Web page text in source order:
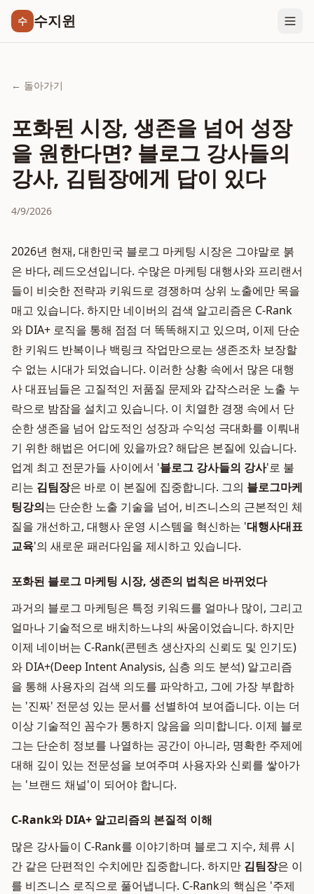
수 수지윈
← 돌아가기
포화된 시장, 생존을 넘어 성장
을 원한다면? 블로그 강사들의
강사, 김팀장에게 답이 있다
4/9/2026
2026년 현재, 대한민국 블로그 마케팅 시장은 그야말로 붉
은 바다, 레드오션입니다. 수많은 마케팅 대행사와 프리랜서
들이 비슷한 전략과 키워드로 경쟁하며 상위 노출에만 목을
매고 있습니다. 하지만 네이버의 검색 알고리즘은 C-Rank
와 DIA+ 로직을 통해 점점 더 똑똑해지고 있으며, 이제 단순
한 키워드 반복이나 백링크 작업만으로는 생존조차 보장할
수 없는 시대가 되었습니다. 이러한 상황 속에서 많은 대행
사 대표님들은 고질적인 저품질 문제와 갑작스러운 노출 누
락으로 밤잠을 설치고 있습니다. 이 치열한 경쟁 속에서 단
순한 생존을 넘어 압도적인 성장과 수익성 극대화를 이뤄내
기 위한 해법은 어디에 있을까요? 해답은 본질에 있습니다.
업계 최고 전문가들 사이에서 '블로그 강사들의 강사'로 불
리는 김팀장은 바로 이 본질에 집중합니다. 그의 블로그마케
팅강의는 단순한 노출 기술을 넘어, 비즈니스의 근본적인 체
질을 개선하고, 대행사 운영 시스템을 혁신하는 '대행사대표
교육'의 새로운 패러다임을 제시하고 있습니다.
포화된 블로그 마케팅 시장, 생존의 법칙은 바뀌었다
과거의 블로그 마케팅은 특정 키워드를 얼마나 많이, 그리고
얼마나 기술적으로 배치하느냐의 싸움이었습니다. 하지만
이제 네이버는 C-Rank(콘텐츠 생산자의 신뢰도 및 인기도)
와 DIA+(Deep Intent Analysis, 심층 의도 분석) 알고리즘
을 통해 사용자의 검색 의도를 파악하고, 그에 가장 부합하
는 '진짜' 전문성 있는 문서를 선별하여 보여줍니다. 이는 더
이상 기술적인 꼼수가 통하지 않음을 의미합니다. 이제 블로
그는 단순히 정보를 나열하는 공간이 아니라, 명확한 주제에
대해 깊이 있는 전문성을 보여주며 사용자와 신뢰를 쌓아가
는 '브랜드 채널'이 되어야 합니다.
C-Rank와 DIA+ 알고리즘의 본질적 이해
많은 강사들이 C-Rank를 이야기하며 블로그 지수, 체류 시
간 같은 단편적인 수치에만 집중합니다. 하지만 김팀장은 이
를 비즈니스 로직으로 풀어냅니다. C-Rank의 핵심은 '주제